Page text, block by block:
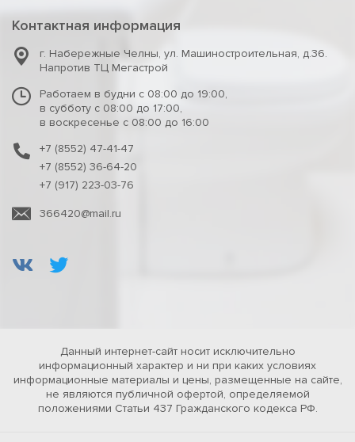
Контактная информация
г. Набережные Челны, ул. Машиностроительная, д.36.
Напротив ТЦ Мегастрой
Работаем в будни с 08:00 до 19:00,
в субботу с 08:00 до 17:00,
в воскресенье с 08:00 до 16:00
+7 (8552) 47-41-47
+7 (8552) 36-64-20
+7 (917) 223-03-76
366420@mail.ru
Данный интернет-сайт носит исключительно
информационный характер и ни при каких условиях
информационные материалы и цены, размещенные на сайте,
не являются публичной офертой, определяемой
положениями Статьи 437 Гражданского кодекса РФ.